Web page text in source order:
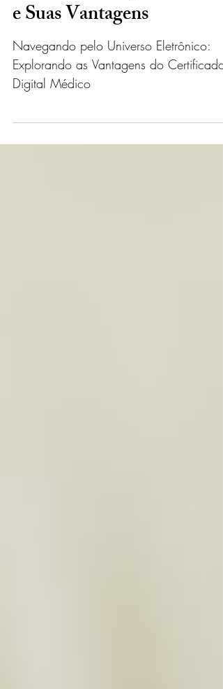
Desmistificando o
Certificado Digital Médico
e Suas Vantagens
Explorando as Vantagens do Certificado
Digital Médico